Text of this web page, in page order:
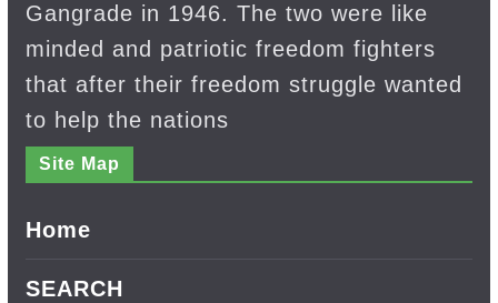
Gangrade in 1946. The two were like
minded and patriotic freedom fighters
that after their freedom struggle wanted
to help the nations
Site Map
Home
SEARCH